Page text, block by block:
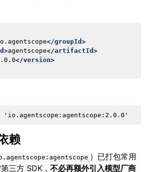
</groupId>
agentscope</artifactId>
</version>
赖
）已打包常用
三方 SDK， 不必再额外引入模型厂商